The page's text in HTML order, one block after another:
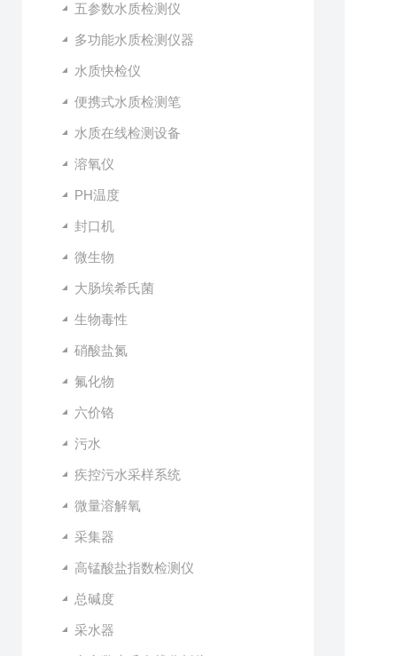
五参数水质检测仪
多功能水质检测仪器
水质快检仪
便携式水质检测笔
水质在线检测设备
溶氧仪
PH温度
封口机
微生物
大肠埃希氏菌
生物毒性
硝酸盐氮
氟化物
六价铬
污水
疾控污水采样系统
微量溶解氧
采集器
高锰酸盐指数检测仪
总碱度
采水器